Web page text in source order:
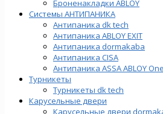
Броненакладки ABLOY
Системы АНТИПАНИКА
Антипаника dk tech
Антипаника ABLOY EXIT
Антипаника dormakaba
Антипаника СISA
Антипаника ASSA ABLOY
Турникеты
Турникеты dk tech
Карусельные двери
Карусельные двери